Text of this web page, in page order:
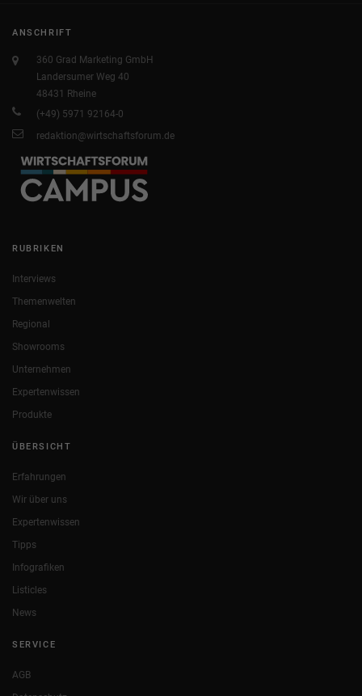
ANSCHRIFT
360 Grad Marketing GmbH
Landersumer Weg 40
48431 Rheine
(+49) 5971 92164-0
redaktion@wirtschaftsforum.de
RUBRIKEN
Interviews
Themenwelten
Regional
Showrooms
Unternehmen
Expertenwissen
Produkte
ÜBERSICHT
Erfahrungen
Wir über uns
Expertenwissen
Tipps
Infografiken
Listicles
News
SERVICE
AGB